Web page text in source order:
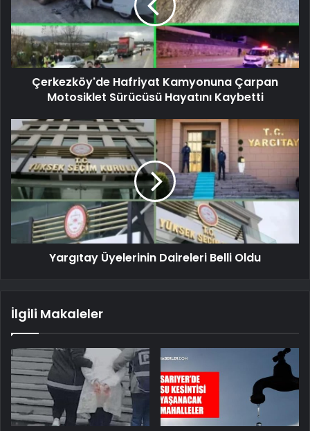
Çerkezköy'de Hafriyat Kamyonuna Çarpan
Motosiklet Sürücüsü Hayatını Kaybetti
Yargıtay Üyelerinin Daireleri Belli Oldu
İlgili Makaleler